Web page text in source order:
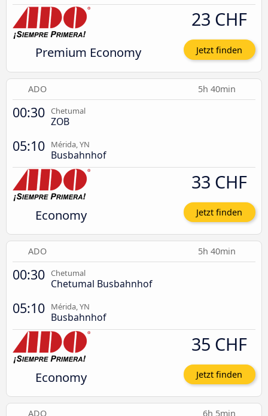
Premium Economy
23 CHF
Jetzt finden
ADO 5h 40min
00:30 Chetumal
ZOB
05:10 Mérida, YN
Busbahnhof
Economy
33 CHF
Jetzt finden
ADO 5h 40min
00:30 Chetumal
Chetumal Busbahnhof
05:10 Mérida, YN
Busbahnhof
Economy
35 CHF
Jetzt finden
ADO 6h 5min